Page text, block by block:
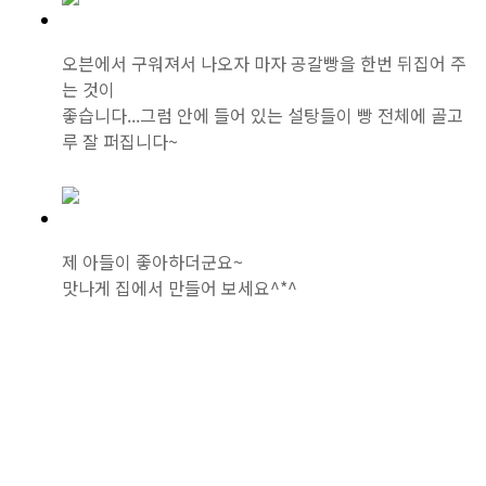
오븐에서 구워져서 나오자 마자 공갈빵을 한번 뒤집어 주
는 것이
좋습니다...그럼 안에 들어 있는 설탕들이 빵 전체에 골고
루 잘 퍼집니다~
제 아들이 좋아하더군요~
맛나게 집에서 만들어 보세요^*^